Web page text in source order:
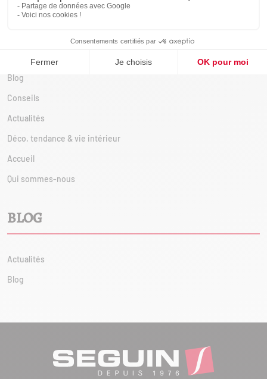
Mentions légales
Blog
Conseils
Actualités
Déco, tendance & vie intérieur
Accueil
Qui sommes-nous
BLOG
Actualités
Blog